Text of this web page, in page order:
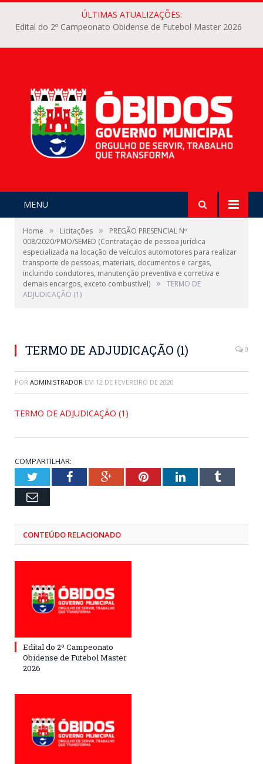
ÚLTIMAS ATUALIZAÇÕES:
Edital do 2º Campeonato Obidense de Futebol Master 2026
MENU
Home » Licitações »
PREGÃO PRESENCIAL Nº
008/2020/PMO/SEMED (Contratação de pessoa jurídica
especializada na locação de veículos automotores para realizar
transporte de pessoas, materiais, documentos e cargas,
incluindo condutores, manutenção preventiva e corretiva e
demais encargos, exceto combustível) »
TERMO DE
ADJUDICAÇÃO (1)
TERMO DE ADJUDICAÇÃO (1) 0
POR ADMINISTRADOR EM 12 DE FEVEREIRO DE 2020
TERMO DE ADJUDICAÇÃO (1)
COMPARTILHAR:
TwitterFacebookGoogle+PinterestLinkedInTumblr
Email
CONTEÚDO RELACIONADO
Edital do 2º Campeonato
Obidense de Futebol Master
2026